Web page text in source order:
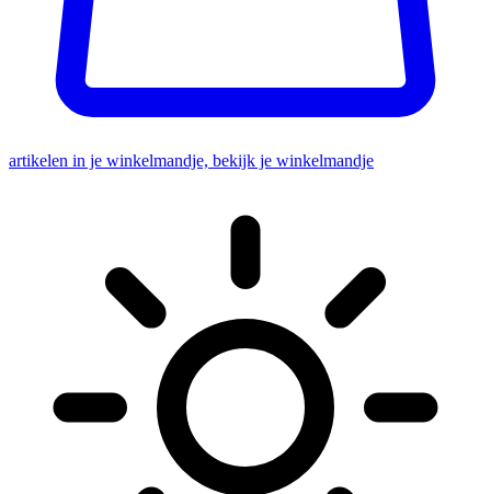
artikelen in je winkelmandje, bekijk je winkelmandje